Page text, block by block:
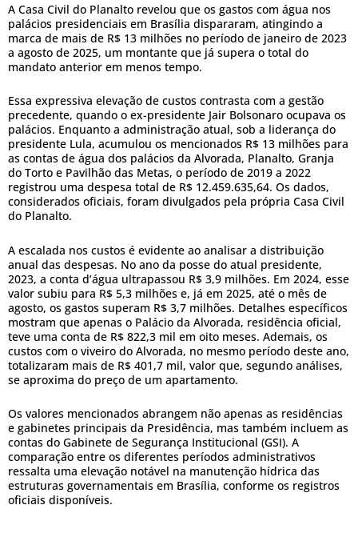
A Casa Civil do Planalto revelou que os gastos com água nos
palácios presidenciais em Brasília dispararam, atingindo a
marca de mais de R$ 13 milhões no período de janeiro de 2023
a agosto de 2025, um montante que já supera o total do
mandato anterior em menos tempo.
Essa expressiva elevação de custos contrasta com a gestão
precedente, quando o ex-presidente Jair Bolsonaro ocupava os
palácios. Enquanto a administração atual, sob a liderança do
presidente Lula, acumulou os mencionados R$ 13 milhões para
as contas de água dos palácios da Alvorada, Planalto, Granja
do Torto e Pavilhão das Metas, o período de 2019 a 2022
registrou uma despesa total de R$ 12.459.635,64. Os dados,
considerados oficiais, foram divulgados pela própria Casa Civil
do Planalto.
A escalada nos custos é evidente ao analisar a distribuição
anual das despesas. No ano da posse do atual presidente,
2023, a conta d’água ultrapassou R$ 3,9 milhões. Em 2024, esse
valor subiu para R$ 5,3 milhões e, já em 2025, até o mês de
agosto, os gastos superam R$ 3,7 milhões. Detalhes específicos
mostram que apenas o Palácio da Alvorada, residência oficial,
teve uma conta de R$ 822,3 mil em oito meses. Ademais, os
custos com o viveiro do Alvorada, no mesmo período deste ano,
totalizaram mais de R$ 401,7 mil, valor que, segundo análises,
se aproxima do preço de um apartamento.
Os valores mencionados abrangem não apenas as residências
e gabinetes principais da Presidência, mas também incluem as
contas do Gabinete de Segurança Institucional (GSI). A
comparação entre os diferentes períodos administrativos
ressalta uma elevação notável na manutenção hídrica das
estruturas governamentais em Brasília, conforme os registros
oficiais disponíveis.